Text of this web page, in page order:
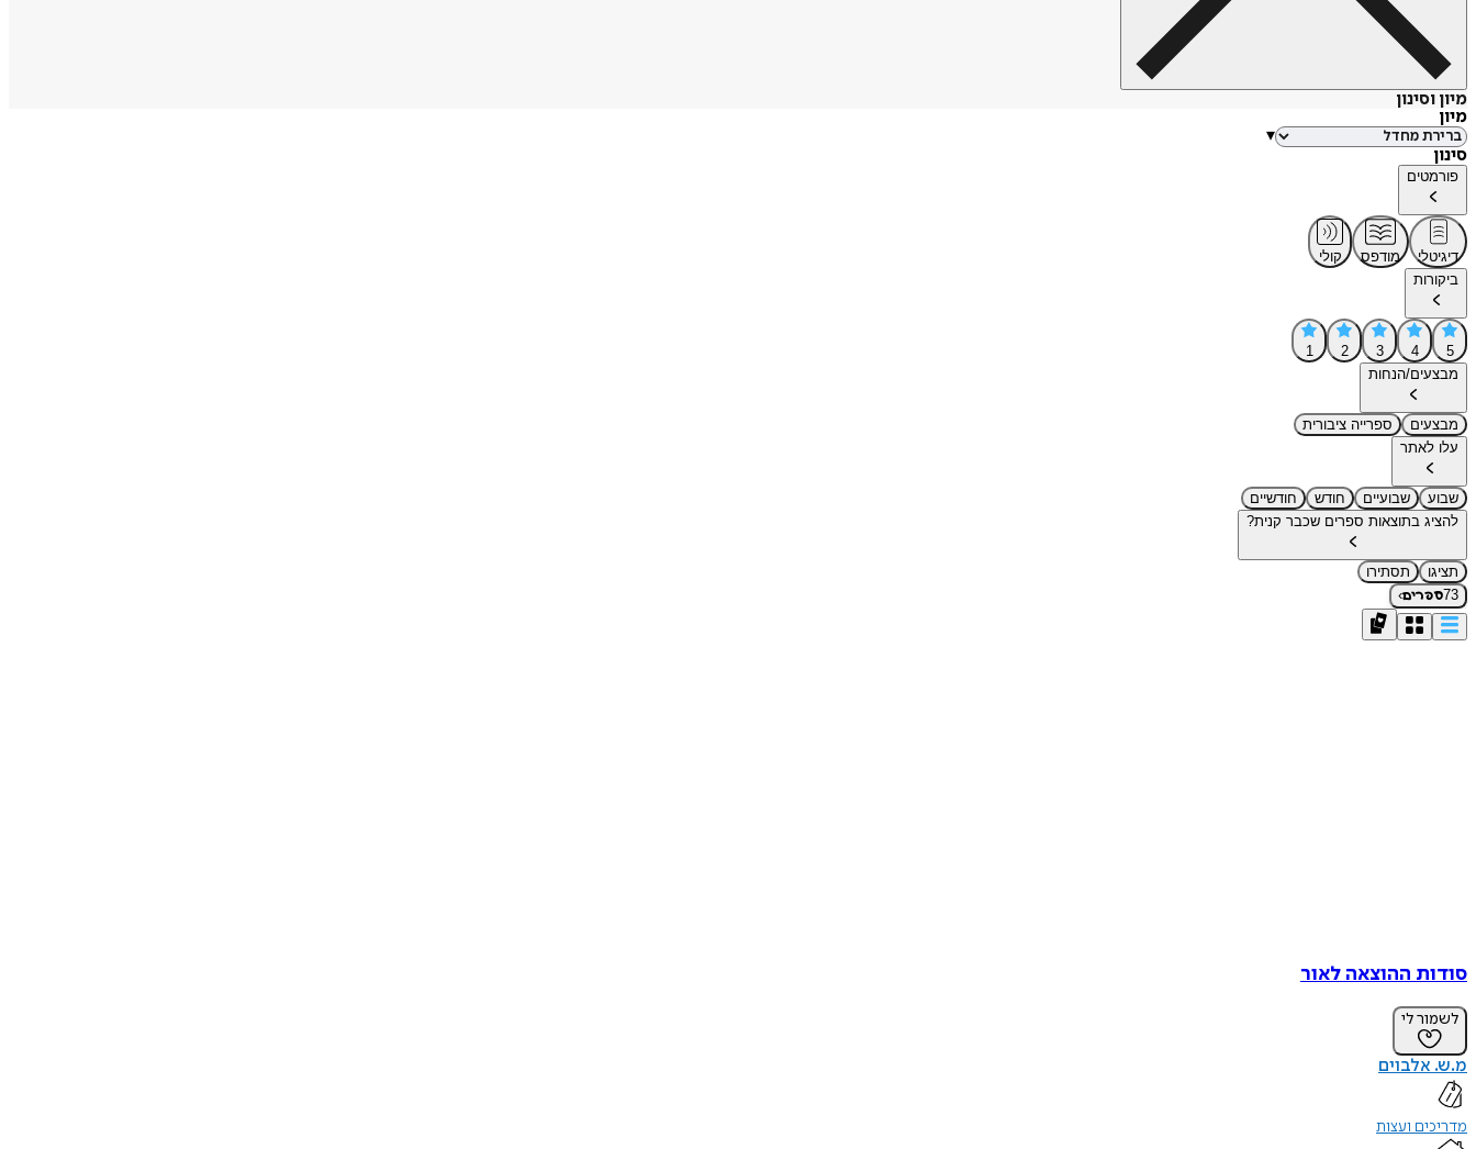
מיון וסינון
מיון
▾
סינון
פורמטים
דיגיטלי מודפס
קולי
ביקורות
5
4
3
2
1
מבצעים/הנחות
מבצעים
ספרייה ציבורית
עלו לאתר
שבוע שבועיים חודש
חודשיים
להציג בתוצאות ספרים שכבר קנית?
תציגו
תסתירו
73ספרים›
סודות ההוצאה לאור
לשמור לי
מ.ש. אלבוים
מדריכים ועצות